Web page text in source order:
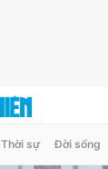
Thời sự Đời sống